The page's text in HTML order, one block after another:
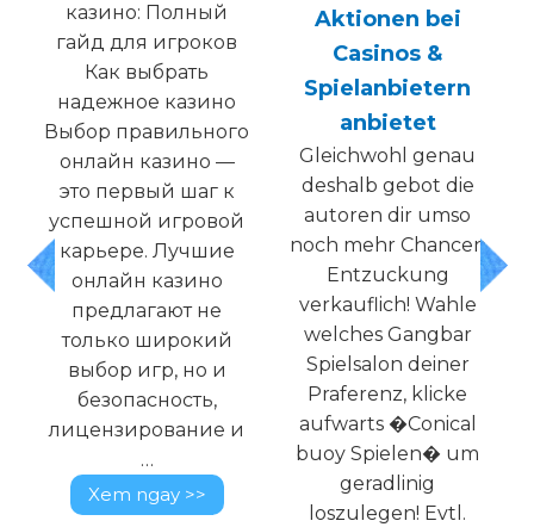
казино: Полный
гайд для игроков
Как выбрать
надежное казино
Выбор правильного
онлайн казино —
это первый шаг к
успешной игровой
карьере. Лучшие
онлайн казино
предлагают не
только широкий
выбор игр, но и
безопасность,
лицензирование и
…
Xem ngay >>
Aktionen bei
Casinos &
Spielanbietern
anbietet
Gleichwohl genau
deshalb gebot die
autoren dir umso
noch mehr Chancen
Entzuckung
verkauflich! Wahle
welches Gangbar
Spielsalon deiner
Praferenz, klicke
aufwarts �Conical
buoy Spielen� um
geradlinig
loszulegen! Evtl.